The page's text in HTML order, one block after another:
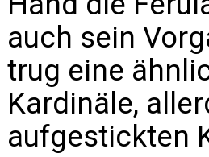
auch sein
trug eine
Kardinäle,
aufgestickten